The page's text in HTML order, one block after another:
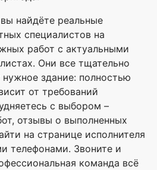
найдёте реальные
специалистов на
работ с актуальными
Они все тщательно
здание: полностью
от требований
с выбором –
отзывы о выполненных
на странице исполнителя
телефонами. Звоните и
команда всё